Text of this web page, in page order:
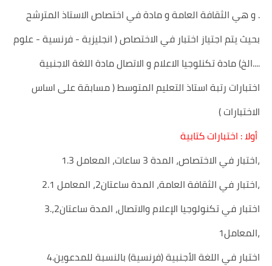
و هي الثقافة العامة و مادة في اختصاص الاستاذ المترشح .
بحيث يتم اجتياز اختبار في الاختصاص ( انجليزية - فرنسية - علوم
....الخ) مادة تكنلوجيا الاعلام و الاتصال مادة اللغة الاجنبية
اختبارات رتبة استاذ التعليم المتوسط ( مسابقة على اساس
الاختبارات )
1.اختبار في الاختصاص، المدة 3 ساعات، المعامل 3،
2.اختبار في الثقافة العامة، المدة ساعتان2، المعامل 1،
3.اختبار في تكنولوجيا الإعلام والاتصال، المدة ساعتان2،
المعامل1،
4.اختبار في اللغة الأجنبية (فرنسية) بالنسبة للمدعوين